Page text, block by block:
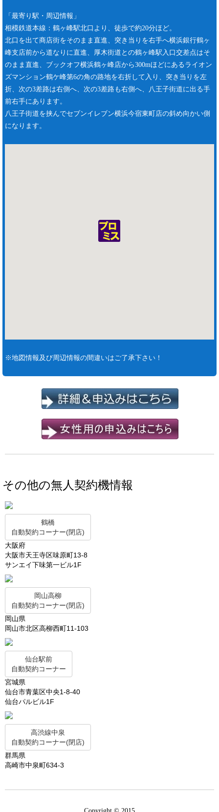
「最寄り駅・周辺情報」
相模鉄道本線：鶴ヶ峰駅北口より、徒歩で約20分ほど。
北口を出て商店街をそのまま直進、突き当りを右手へ横浜銀行鶴ヶ
峰支店前から道なりに直進、厚木街道との鶴ヶ峰駅入口交差点はそ
のまま直進、ブックオフ横浜鶴ヶ峰店から300mほどにあるライオン
ズマンション鶴ケ峰第6の角の路地を右折して入り、突き当りを左
折、次の3差路は右側へ、次の3差路も右側へ、八王子街道に出る手
前右手にあります。
八王子街道を挟んでセブンイレブン横浜今宿東町店の斜め向かい側
になります。
※地図情報及び周辺情報の間違いはご了承下さい！
その他の無人契約機情報
鶴橋
自動契約コーナー(閉店)
大阪府
大阪市天王寺区味原町13-8
サンエイ下味第一ビル1F
岡山高柳
自動契約コーナー(閉店)
岡山県
岡山市北区高柳西町11-103
仙台駅前
自動契約コーナー
宮城県
仙台市青葉区中央1-8-40
仙台パルビル1F
高渋線中泉
自動契約コーナー(閉店)
群馬県
高崎市中泉町634-3